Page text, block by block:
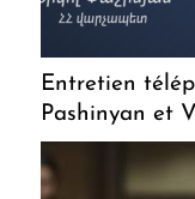
Entretien
Pashinyan et